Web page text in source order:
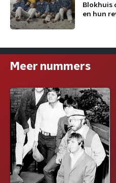
Blokhuis
en hun
Meer nummers